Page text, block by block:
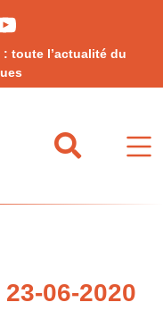
toute l’actualité du
06-2020